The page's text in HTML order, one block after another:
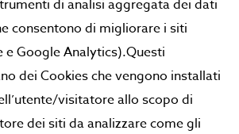
di analisi aggregata dei dati
consentono di migliorare i siti
e Google Analytics).Questi
dei Cookies che vengono installati
visitatore allo scopo di
dei siti da analizzare come gli